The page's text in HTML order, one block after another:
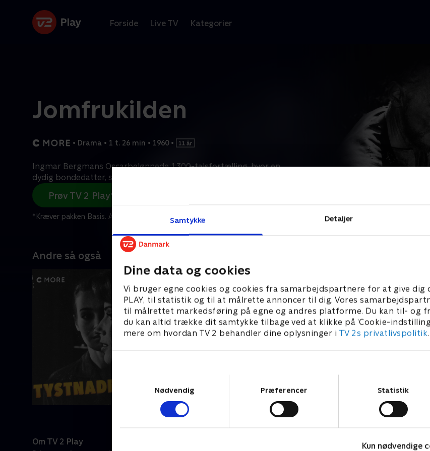
Samtykke Detaljer
Dine data og cookies
Vi bruger egne cookies og cookies fra samarbejdspartnere for at give dig
PLAY, til statistik og til at målrette annoncer til dig. Vores
til målrettet markedsføring på egne og andres platforme. Du kan til- og
du kan altid trække dit samtykke tilbage ved at klikke på ’Cookie-
mere om hvordan TV 2 behandler dine oplysninger i TV 2s privatlivspolitik.
Nødvendig
Præferencer Statistik
Kun nødvendige
Forside Live TV Kategorier
Jomfrukilden
• Drama • 1 t. 26 min • 1960 •
Ingmar Bergmans Oscarbelønnede 1300-talsfortælling, hvor en
dydig bondedatter, som er på vej til kirke, bliver
Prøv TV 2 Play*
*Kræver pakken Basis. Administrer dit abonnement på Mit TV 2.
Andre så også
Om TV 2 Play Populært